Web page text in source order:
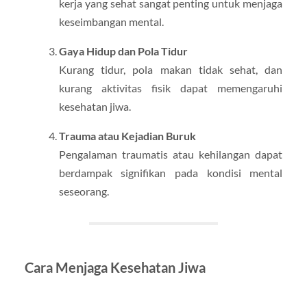
kerja yang sehat sangat penting untuk menjaga
keseimbangan mental.
Gaya Hidup dan Pola Tidur
Kurang tidur, pola makan tidak sehat, dan
kurang aktivitas fisik dapat memengaruhi
kesehatan jiwa.
Trauma atau Kejadian Buruk
Pengalaman traumatis atau kehilangan dapat
berdampak signifikan pada kondisi mental
seseorang.
Cara Menjaga Kesehatan Jiwa